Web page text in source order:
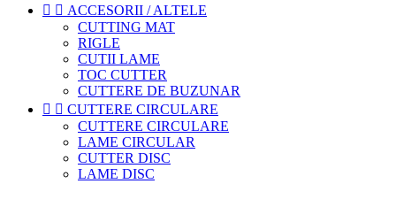
  ACCESORII / ALTELE
CUTTING MAT
RIGLE
CUTII LAME
TOC CUTTER
CUTTERE DE BUZUNAR
  CUTTERE CIRCULARE
CUTTERE CIRCULARE
LAME CIRCULAR
CUTTER DISC
LAME DISC